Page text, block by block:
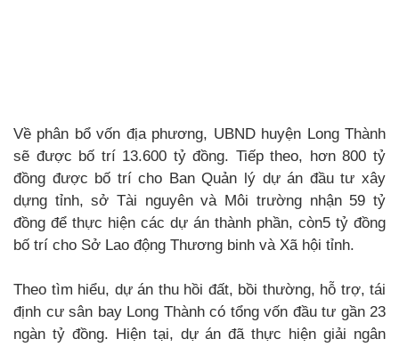
Về phân bổ vốn địa phương, UBND huyện Long Thành
sẽ được bố trí 13.600 tỷ đồng. Tiếp theo, hơn 800 tỷ
đồng được bố trí cho Ban Quản lý dự án đầu tư xây
dựng tỉnh, sở Tài nguyên và Môi trường nhận 59 tỷ
đồng để thực hiện các dự án thành phần, còn5 tỷ đồng
bố trí cho Sở Lao động Thương binh và Xã hội tỉnh.
Theo tìm hiểu, dự án thu hồi đất, bồi thường, hỗ trợ, tái
định cư sân bay Long Thành có tổng vốn đầu tư gần 23
ngàn tỷ đồng. Hiện tại, dự án đã thực hiện giải ngân